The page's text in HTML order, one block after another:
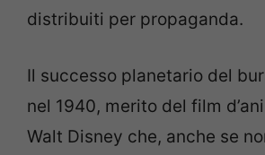
distribuiti per propaganda.
Il successo planetario del
nel 1940, merito del film
Walt Disney che, anche se